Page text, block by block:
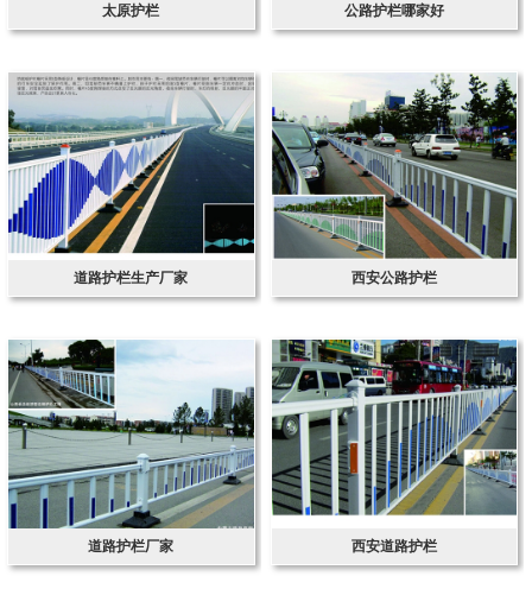
太原护栏 公路护栏哪家好
道路护栏生产厂家 西安公路护栏
道路护栏厂家 西安道路护栏